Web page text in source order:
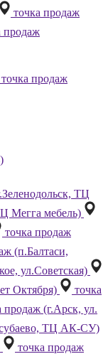
точка продаж
продаж
точка продаж
ТЦ
Мегга мебель)
точка продаж
(п.Балтаси,
ул.Советская)
Октября)
точка
продаж (г.Арск, ул.
ТЦ АК-СУ)
точка продаж